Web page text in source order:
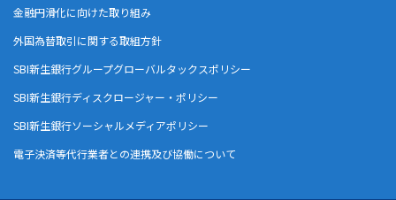
金融円滑化に向けた取り組み
外国為替取引に関する取組方針
SBI新生銀行グループグローバルタックスポリシー
SBI新生銀行ディスクロージャー・ポリシー
SBI新生銀行ソーシャルメディアポリシー
電子決済等代行業者との連携及び協働について